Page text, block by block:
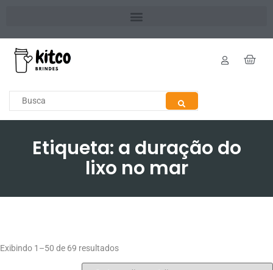
Etiqueta: a duração do
lixo no mar
Exibindo 1–50 de 69 resultados